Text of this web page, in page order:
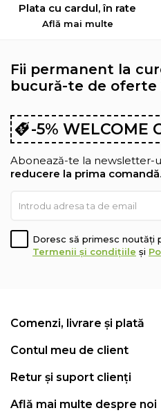
Plata cu cardul, în rate
Află mai multe
Fii permanent la
bucură-te de oferte
-5% WELCOME
Abonează-te la newsletter-
reducere la prima comandă.
Doresc să primesc noutăți
Termenii și condițiile și
Comenzi, livrare și plată
Contul meu de client
Retur și suport clienți
Află mai multe despre noi